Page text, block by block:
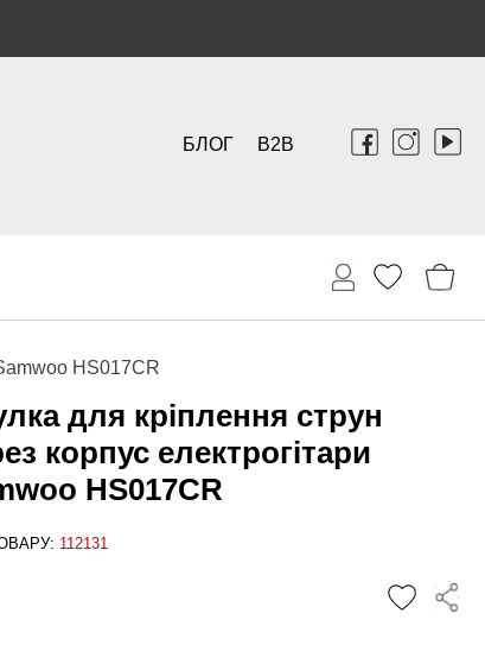
B2B
БЛОГ
HS017CR
для кріплення струн
корпус електрогітари
HS017CR
112131